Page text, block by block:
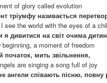
of glory called evolution
тріумфу називається
see the world with the eyes of a
я дивитися на світ очима
beginning, a moment of freedom
початок, мить звільнення,
are singing a song full of joy
ангели співають пісню, повну